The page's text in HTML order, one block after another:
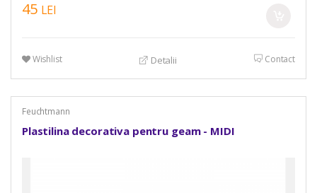
45 LEI
Wishlist Detalii Contact
Feuchtmann
Plastilina decorativa pentru geam - MIDI